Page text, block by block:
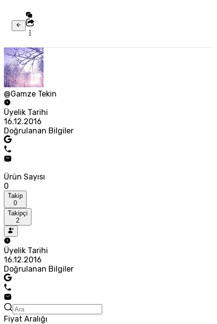
@Gamze Tekin
Üyelik Tarihi
16.12.2016
Doğrulanan Bilgiler
Ürün Sayısı
0
Takip
0
Takipçi
2
Üyelik Tarihi
16.12.2016
Doğrulanan Bilgiler
Fiyat Aralığı